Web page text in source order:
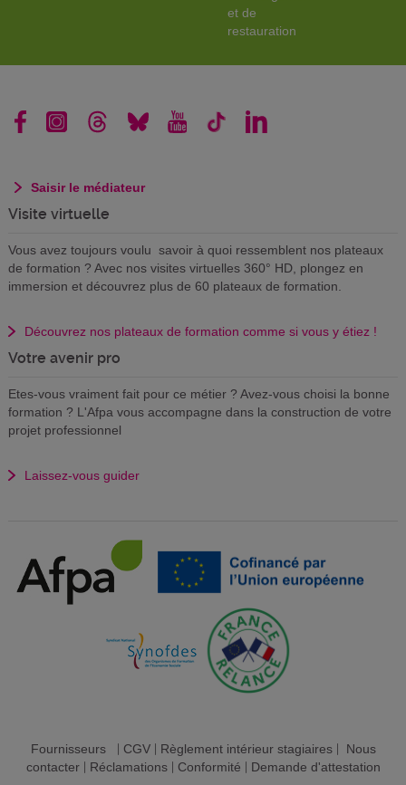
et de
restauration
Saisir le médiateur
Visite virtuelle
Vous avez toujours voulu savoir à quoi ressemblent nos plateaux
de formation ? Avec nos visites virtuelles 360° HD, plongez en
immersion et découvrez plus de 60 plateaux de formation.
Découvrez nos plateaux de formation comme si vous y étiez !
Votre avenir pro
Etes-vous vraiment fait pour ce métier ? Avez-vous choisi la bonne
formation ? L'Afpa vous accompagne dans la construction de votre
projet professionnel
Laissez-vous guider
Fournisseurs| CGV| Règlement intérieur stagiaires| Nous
contacter| Réclamations| Conformité Demande d'attestation